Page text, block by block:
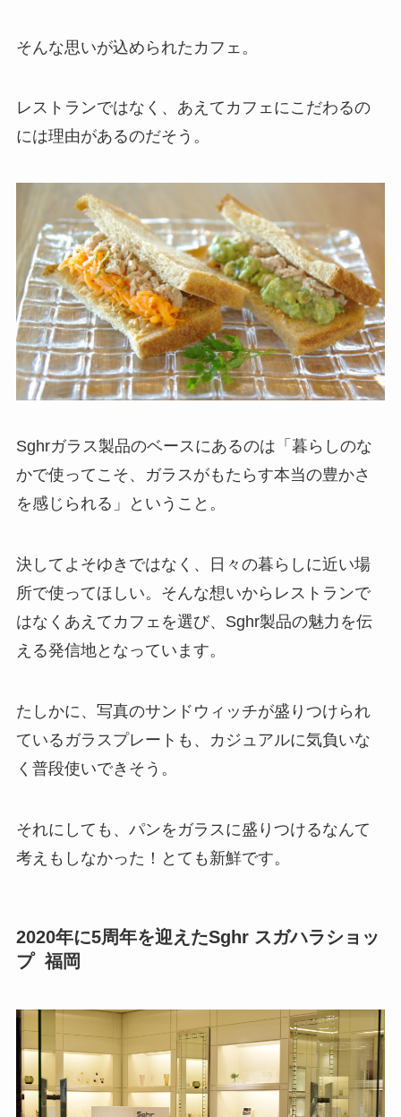
そんな思いが込められたカフェ。
レストランではなく、あえてカフェにこだわるの
には理由があるのだそう。
Sghrガラス製品のベースにあるのは「暮らしのな
かで使ってこそ、ガラスがもたらす本当の豊かさ
を感じられる」ということ。
決してよそゆきではなく、日々の暮らしに近い場
所で使ってほしい。そんな想いからレストランで
はなくあえてカフェを選び、Sghr製品の魅力を伝
える発信地となっています。
たしかに、写真のサンドウィッチが盛りつけられ
ているガラスプレートも、カジュアルに気負いな
く普段使いできそう。
それにしても、パンをガラスに盛りつけるなんて
考えもしなかった！とても新鮮です。
2020年に5周年を迎えたSghr スガハラショッ
プ 福岡